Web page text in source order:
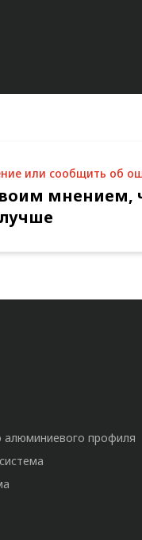
или сообщить об
мнением,
алюминиевого профиля